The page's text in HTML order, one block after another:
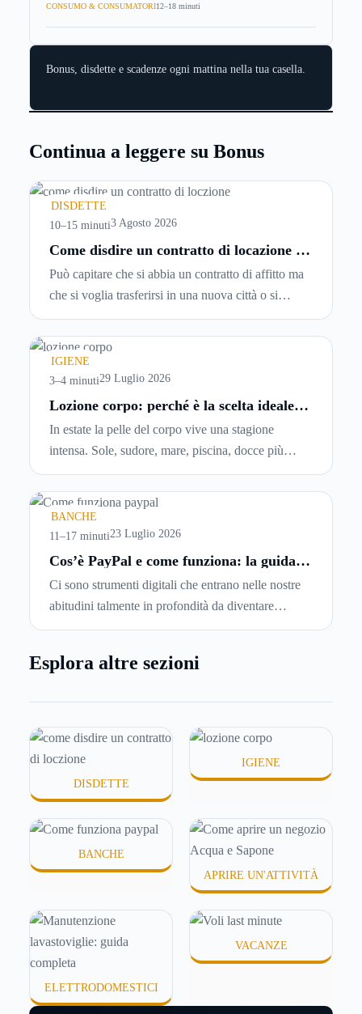
CONSUMO & CONSUMATORI12–18 minuti
Bonus, disdette e scadenze ogni mattina nella tua casella.
Continua a leggere su Bonus
DISDETTE
10–15 minuti3 Agosto 2026
Come disdire un contratto di locazione in
modo corretto ed efficace
Può capitare che si abbia un contratto di affitto ma
che si voglia trasferirsi in una nuova città o si
abbiano problemi a pagare il canone, per cui si
comincia a cercare un’altra abitazione: è legittimo
chiedersi se è possibile
locazioneprima che scada. In questa guida
capiremo come inviare la disdetta per un contratto
IGIENE
3–4 minuti29 Luglio 2026
Lozione corpo: perché è la scelta ideale
In estate la pelle del corpo vive una stagione
intensa. Sole, sudore, mare, piscina, docce più
frequenti e aria condizionata possono renderla
meno morbida, più disidratata o semplicemente
meno confortevole. Eppure, proprio nei mesi caldi,
molte persone smettono di applicare prodotti
idratanti perché temono texture pesanti, appiccicose
BANCHE
11–17 minuti23 Luglio 2026
Cos’è PayPal e come funziona: la guida
privati
Ci sono strumenti digitali che entrano nelle nostre
abitudini talmente in profondità da diventare
riferimenti assoluti. PayPal è uno di questi. Lo usi
online, per mandare venti euro a un amico. Ma se ti
probabilmente non hai una risposta precisa su come
funziona PayPal.
Esplora altre sezioni
DISDETTE
IGIENE
BANCHE
APRIRE UN'ATTIVITÀ
ELETTRODOMESTICI
VACANZE